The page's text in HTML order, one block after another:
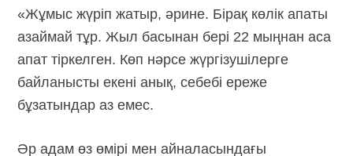
«Жұмыс жүріп жатыр, әрине. Бірақ көлік апаты
азаймай тұр. Жыл басынан бері 22 мыңнан аса
апат тіркелген. Көп нәрсе жүргізушілерге
байланысты екені анық, себебі ереже
бұзатындар аз емес.
Әр адам өз өмірі мен айналасындағы